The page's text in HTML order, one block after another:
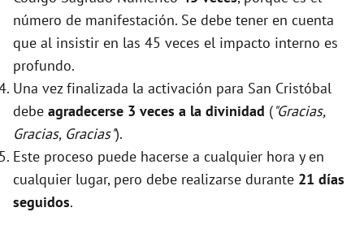
número de manifestación. Se debe tener en cuenta
que al insistir en las 45 veces el impacto interno es
profundo.
Una vez finalizada la activación para San Cristóbal
debe agradecerse 3 veces a la divinidad ("Gracias,
Gracias, Gracias").
Este proceso puede hacerse a cualquier hora y en
cualquier lugar, pero debe realizarse durante 21 días
seguidos.